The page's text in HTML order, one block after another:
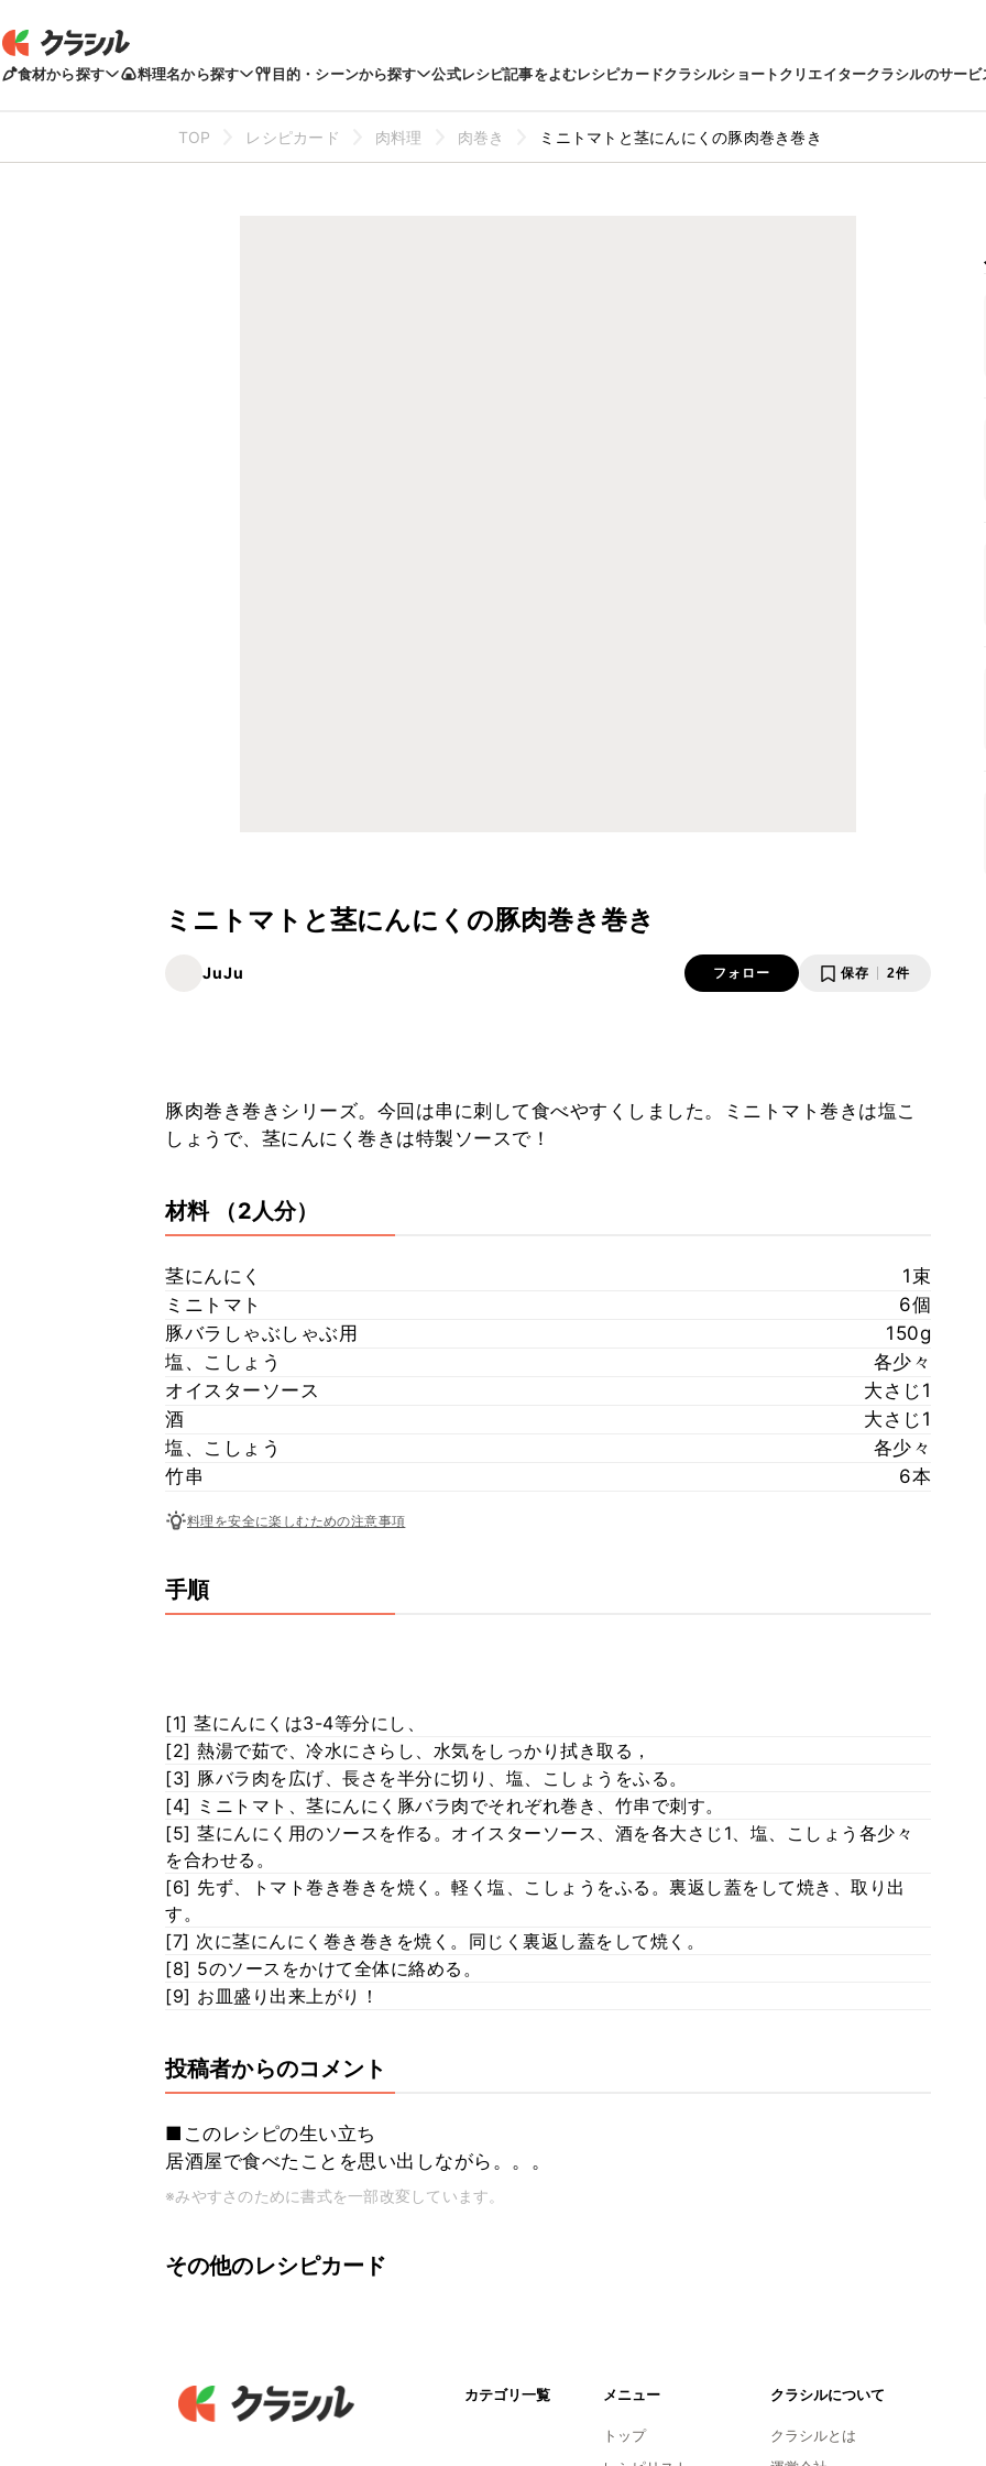
食材から探す 料理名から探す 目的・シーンから探す 公式レシピ記事をよむレシピカードクラシルショートクリエイタークラシルのサービ
TOP レシピカード 肉料理 肉巻き ミニトマトと茎にんにくの豚肉巻き巻き
ミニトマトと茎にんにくの豚肉巻き巻き
JuJu フォロー 保存 2件
豚肉巻き巻きシリーズ。今回は串に刺して食べやすくしました。ミニトマト巻きは塩こ
しょうで、茎にんにく巻きは特製ソースで！
材料 （2人分）
茎にんにく
1束
ミニトマト
6個
豚バラしゃぶしゃぶ用
150g
塩、こしょう
各少々
オイスターソース
大さじ1
酒
大さじ1
塩、こしょう
各少々
竹串
6本
料理を安全に楽しむための注意事項
手順
[1] 茎にんにくは3-4等分にし、
[2] 熱湯で茹で、冷水にさらし、水気をしっかり拭き取る，
[3] 豚バラ肉を広げ、長さを半分に切り、塩、こしょうをふる。
[4] ミニトマト、茎にんにく豚バラ肉でそれぞれ巻き、竹串で刺す。
[5] 茎にんにく用のソースを作る。オイスターソース、酒を各大さじ1、塩、こしょう各少々
を合わせる。
[6] 先ず、トマト巻き巻きを焼く。軽く塩、こしょうをふる。裏返し蓋をして焼き、取り出
す。
[7] 次に茎にんにく巻き巻きを焼く。同じく裏返し蓋をして焼く。
[8] 5のソースをかけて全体に絡める。
[9] お皿盛り出来上がり！
投稿者からのコメント
■このレシピの生い立ち
居酒屋で食べたことを思い出しながら。。。
※みやすさのために書式を一部改変しています。
その他のレシピカード
カテゴリ一覧 メニュー
トップ
クラシルについて
クラシルとは